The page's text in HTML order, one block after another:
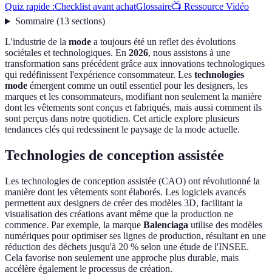
Quiz rapide :Checklist avant achatGlossaire📺 Ressource Vidéo
Sommaire(13 sections)
L'industrie de la mode a toujours été un reflet des évolutions
sociétales et technologiques. En 2026, nous assistons à une
transformation sans précédent grâce aux innovations technologiques
qui redéfinissent l'expérience consommateur. Les technologies
mode émergent comme un outil essentiel pour les designers, les
marques et les consommateurs, modifiant non seulement la manière
dont les vêtements sont conçus et fabriqués, mais aussi comment ils
sont perçus dans notre quotidien. Cet article explore plusieurs
tendances clés qui redessinent le paysage de la mode actuelle.
Technologies de conception assistée
Les technologies de conception assistée (CAO) ont révolutionné la
manière dont les vêtements sont élaborés. Les logiciels avancés
permettent aux designers de créer des modèles 3D, facilitant la
visualisation des créations avant même que la production ne
commence. Par exemple, la marque Balenciaga utilise des modèles
numériques pour optimiser ses lignes de production, résultant en une
réduction des déchets jusqu'à 20 % selon une étude de l'INSEE.
Cela favorise non seulement une approche plus durable, mais
accélère également le processus de création.